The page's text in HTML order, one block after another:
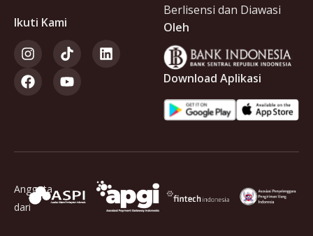
Ikuti Kami
Berlisensi dan Diawasi
Oleh
Download Aplikasi
Anggota
dari